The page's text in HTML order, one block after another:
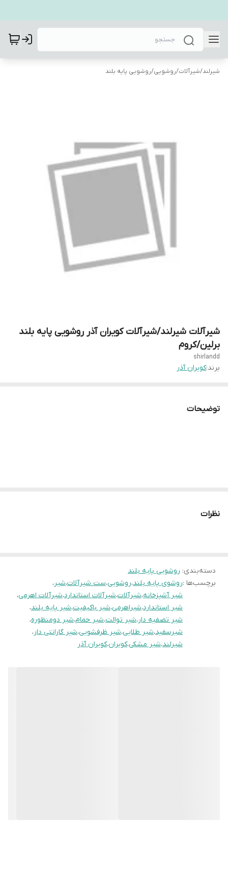
شیرلند/شیرآلات/روشویی/روشویی پایه بلند
شیرآلات شیرلند/شیرآلات کویران آذر روشویی پایه بلند
برلین/کروم
shirlandd
برند:کویران آذر
توضیحات
نظرات
دسته‌بندی: روشویی پایه بلند
برچسب‌ها :روشوی پایه بلند،روشویی،ست شیرآلات،شیر،
شیر آشپزخانه،شیرآلات،شیرآلات استاندارد،شیرآلات اهرمی،
شیر استاندارد،شیراهرمی،شیر باکیفیت،شیر پایه بلند،
شیر تصفیه دار،شیر توالت،شیر حمام،شیر دومنظوره،
شیرسفید،شیر طلایی،شیر ظرفشویی،شیر گارانتی دار،
شیرلند،شیر مشکی،کویران،کویران آذر